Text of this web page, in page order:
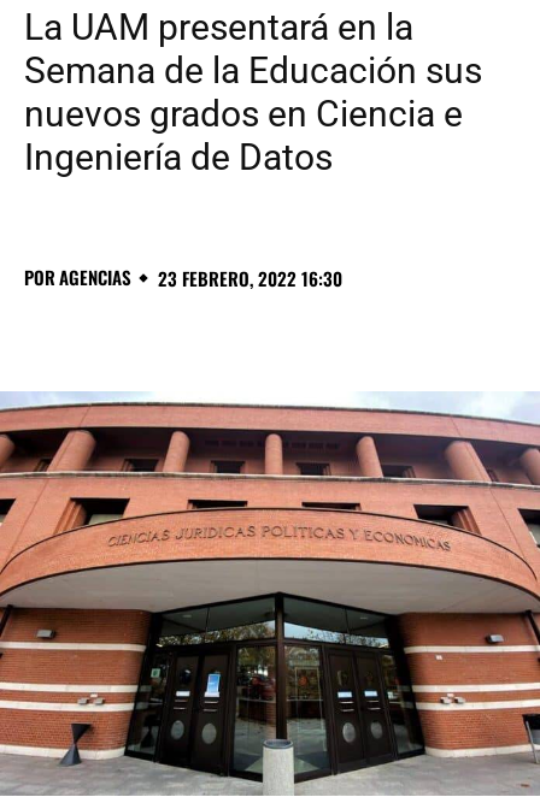
La UAM presentará en la
Semana de la Educación sus
nuevos grados en Ciencia e
Ingeniería de Datos
PORAGENCIAS 23 FEBRERO, 2022 16:30